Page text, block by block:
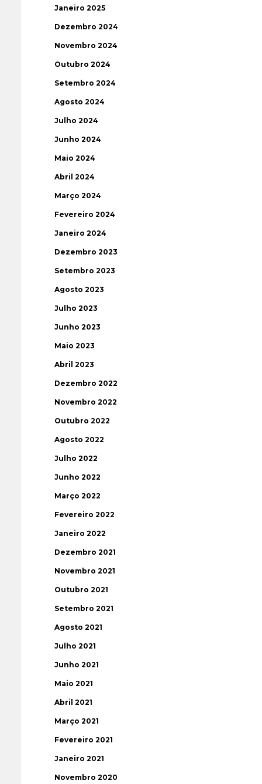
Janeiro 2025
Dezembro 2024
Novembro 2024
Outubro 2024
Setembro 2024
Agosto 2024
Julho 2024
Junho 2024
Maio 2024
Abril 2024
Março 2024
Fevereiro 2024
Janeiro 2024
Dezembro 2023
Setembro 2023
Agosto 2023
Julho 2023
Junho 2023
Maio 2023
Abril 2023
Dezembro 2022
Novembro 2022
Outubro 2022
Agosto 2022
Julho 2022
Junho 2022
Março 2022
Fevereiro 2022
Janeiro 2022
Dezembro 2021
Novembro 2021
Outubro 2021
Setembro 2021
Agosto 2021
Julho 2021
Junho 2021
Maio 2021
Abril 2021
Março 2021
Fevereiro 2021
Janeiro 2021
Novembro 2020